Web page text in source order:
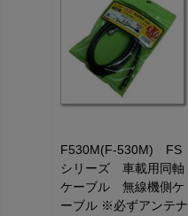
F530M(F-530M) FS
シリーズ 車載用同軸
ケーブル 無線機側ケ
ーブル ※必ずアンテナ